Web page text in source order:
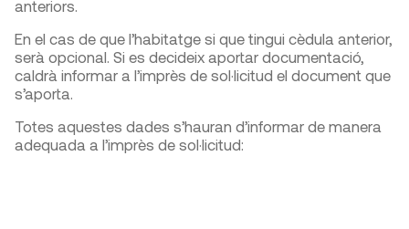
anteriors.
En el cas de que l’habitatge si que tingui cèdula anterior,
serà opcional. Si es decideix aportar documentació,
caldrà informar a l’imprès de sol·licitud el document que
s’aporta.
Totes aquestes dades s’hauran d’informar de manera
adequada a l’imprès de sol·licitud: